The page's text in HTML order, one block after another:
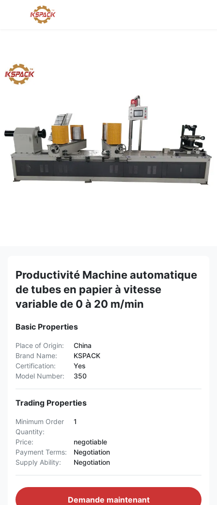
Productivité Machine automatique
de tubes en papier à vitesse
variable de 0 à 20 m/min
Basic Properties
Place of Origin:
China
Brand Name:
KSPACK
Certification:
Yes
Model Number:
350
Trading Properties
Minimum Order
Quantity:
1
Price:
negotiable
Payment Terms:
Negotiation
Supply Ability:
Negotiation
Demande maintenant